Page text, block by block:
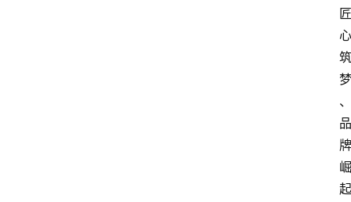
匠
心
筑
梦
、
品
牌
崛
起